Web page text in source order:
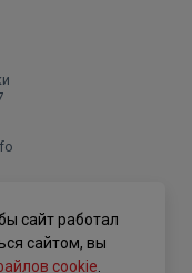
сайт работал
сайтом, вы
cookie